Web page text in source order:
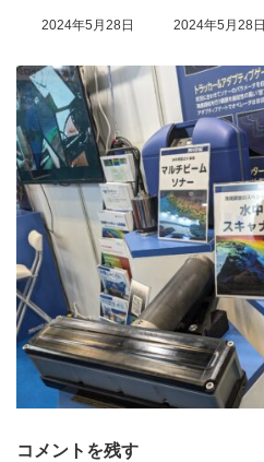
2024年5月28日
最
新
日
時
:
2024年5月28日
コメントを残す